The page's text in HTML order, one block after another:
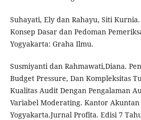
Suhayati, Ely dan Rahayu, Siti Kurnia.
Konsep Dasar dan Pedoman
Yogyakarta: Graha Ilmu.
Susmiyanti dan Rahmawati,Diana.
Budget Pressure, Dan Kompleksitas
Kualitas Audit Dengan Pengalaman
Variabel Moderating. Kantor Akuntan
Yogyakarta.Jurnal Profita. Edisi 7